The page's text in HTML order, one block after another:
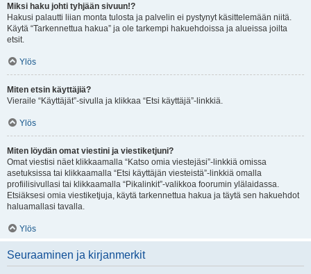
Miksi haku johti tyhjään sivuun!?
Hakusi palautti liian monta tulosta ja palvelin ei pystynyt käsittelemään niitä.
Käytä “Tarkennettua hakua” ja ole tarkempi hakuehdoissa ja alueissa joilta
etsit.
Ylös
Miten etsin käyttäjiä?
Vieraile “Käyttäjät”-sivulla ja klikkaa “Etsi käyttäjä”-linkkiä.
Ylös
Miten löydän omat viestini ja viestiketjuni?
Omat viestisi näet klikkaamalla “Katso omia viestejäsi”-linkkiä omissa
asetuksissa tai klikkaamalla “Etsi käyttäjän viesteistä”-linkkiä omalla
profiilisivullasi tai klikkaamalla “Pikalinkit”-valikkoa foorumin ylälaidassa.
Etsiäksesi omia viestiketjuja, käytä tarkennettua hakua ja täytä sen hakuehdot
haluamallasi tavalla.
Ylös
Seuraaminen ja kirjanmerkit